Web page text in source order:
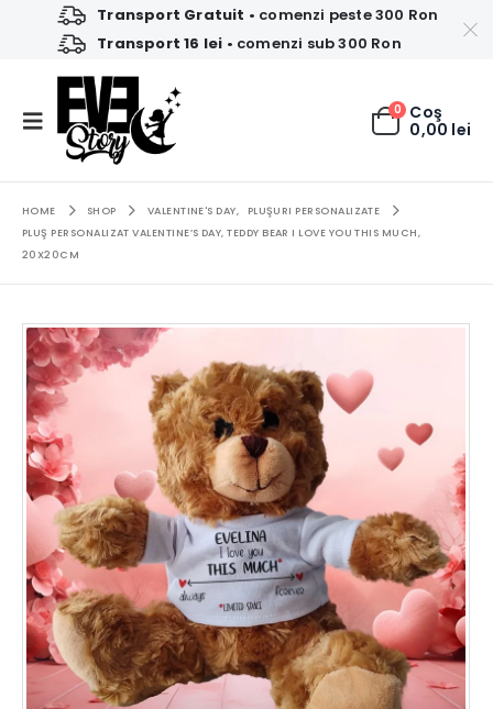
Transport Gratuit • comenzi peste 300 Ron
Transport 16 lei • comenzi sub 300 Ron
0 Coş
0,00 lei
HOME SHOP VALENTINE'S DAY,
PLUŞURI PERSONALIZATE
PLUŞ PERSONALIZAT VALENTINE’S DAY, TEDDY BEAR I LOVE YOU THIS MUCH,
20X20CM